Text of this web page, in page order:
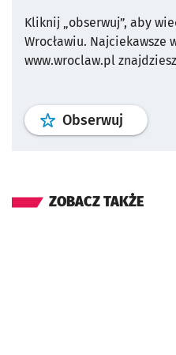
Kliknij „obserwuj”, aby
Wrocławiu. Najciekawsze
www.wroclaw.pl
Obserwuj profil
ZOBACZ TAKŻE